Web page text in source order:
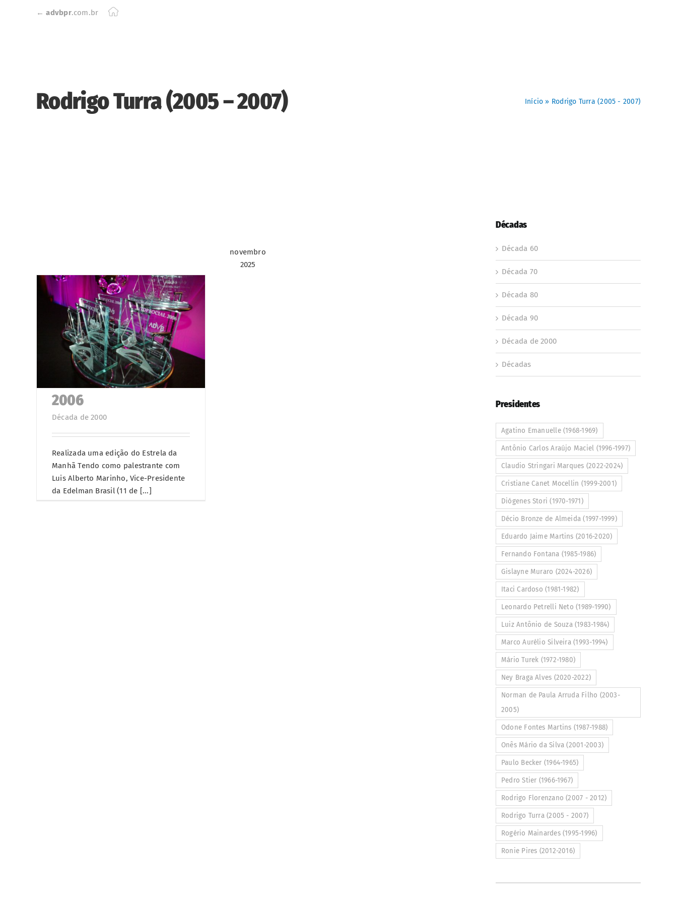
←advbpr.com.br
Rodrigo Turra (2005 – 2007) Início » Rodrigo Turra (2005 - 2007)
novembro
2025
2006
Década de 2000
Realizada uma edição do Estrela da
Manhã Tendo como palestrante com
Luis Alberto Marinho, Vice-Presidente
da Edelman Brasil (11 de [...]
Décadas
Década 60
Década 70
Década 80
Década 90
Década de 2000
Décadas
Presidentes
Agatino Emanuelle (1968-1969)
Antônio Carlos Araújo Maciel (1996-1997)
Claudio Stringari Marques (2022-2024)
Cristiane Canet Mocellin (1999-2001)
Diógenes Stori (1970-1971)
Décio Bronze de Almeida (1997-1999)
Eduardo Jaime Martins (2016-2020)
Fernando Fontana (1985-1986)
Gislayne Muraro (2024-2026)
Itaci Cardoso (1981-1982)
Leonardo Petrelli Neto (1989-1990)
Luiz Antônio de Souza (1983-1984)
Marco Aurélio Silveira (1993-1994)
Mário Turek (1972-1980)
Ney Braga Alves (2020-2022)
Norman de Paula Arruda Filho (2003-
2005)
Odone Fontes Martins (1987-1988)
Onês Mário da Silva (2001-2003)
Paulo Becker (1964-1965)
Pedro Stier (1966-1967)
Rodrigo Florenzano (2007 - 2012)
Rodrigo Turra (2005 - 2007)
Rogério Mainardes (1995-1996)
Ronie Pires (2012-2016)